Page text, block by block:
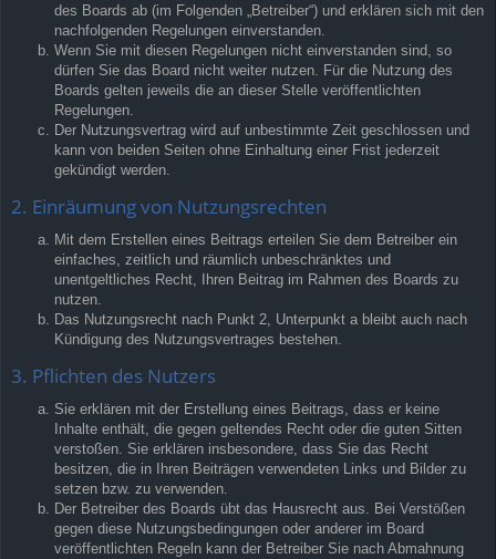
des Boards ab (im Folgenden „Betreiber“) und erklären sich mit den
nachfolgenden Regelungen einverstanden.
Wenn Sie mit diesen Regelungen nicht einverstanden sind, so
dürfen Sie das Board nicht weiter nutzen. Für die Nutzung des
Boards gelten jeweils die an dieser Stelle veröffentlichten
Regelungen.
Der Nutzungsvertrag wird auf unbestimmte Zeit geschlossen und
kann von beiden Seiten ohne Einhaltung einer Frist jederzeit
gekündigt werden.
2. Einräumung von Nutzungsrechten
Mit dem Erstellen eines Beitrags erteilen Sie dem Betreiber ein
einfaches, zeitlich und räumlich unbeschränktes und
unentgeltliches Recht, Ihren Beitrag im Rahmen des Boards zu
nutzen.
Das Nutzungsrecht nach Punkt 2, Unterpunkt a bleibt auch nach
Kündigung des Nutzungsvertrages bestehen.
3. Pflichten des Nutzers
Sie erklären mit der Erstellung eines Beitrags, dass er keine
Inhalte enthält, die gegen geltendes Recht oder die guten Sitten
verstoßen. Sie erklären insbesondere, dass Sie das Recht
besitzen, die in Ihren Beiträgen verwendeten Links und Bilder zu
setzen bzw. zu verwenden.
Der Betreiber des Boards übt das Hausrecht aus. Bei Verstößen
gegen diese Nutzungsbedingungen oder anderer im Board
veröffentlichten Regeln kann der Betreiber Sie nach Abmahnung